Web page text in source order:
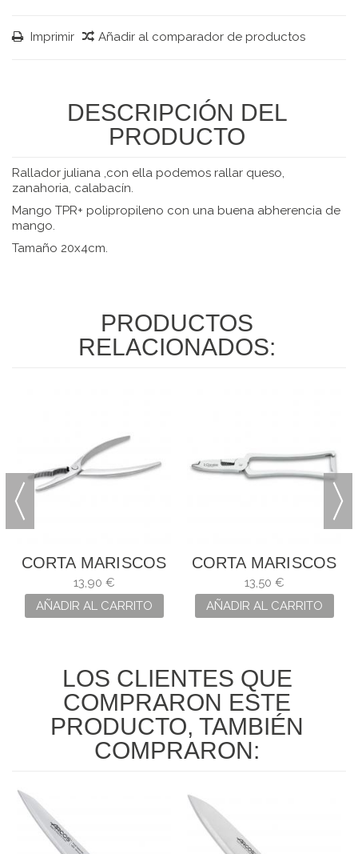
Imprimir Añadir al comparador de productos
DESCRIPCIÓN DEL
PRODUCTO
Rallador juliana ,con ella podemos rallar queso,
zanahoria, calabacín.
Mango TPR+ polipropileno con una buena abherencia de
mango.
Tamaño 20x4cm.
PRODUCTOS
RELACIONADOS:
CORTA MARISCOS
FORJADO 3
CLAVELES
13,90 €
AÑADIR AL CARRITO
CORTA MARISCOS
FORJADO MUELLE
Y ANCLAJE 3
CLAVELES
13,50 €
AÑADIR AL CARRITO
LOS CLIENTES QUE
COMPRARON ESTE
PRODUCTO, TAMBIÉN
COMPRARON: